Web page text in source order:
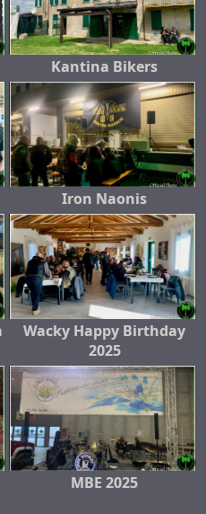
Kantina Bikers
Iron Naonis
Wacky Happy Birthday
2025
MBE 2025